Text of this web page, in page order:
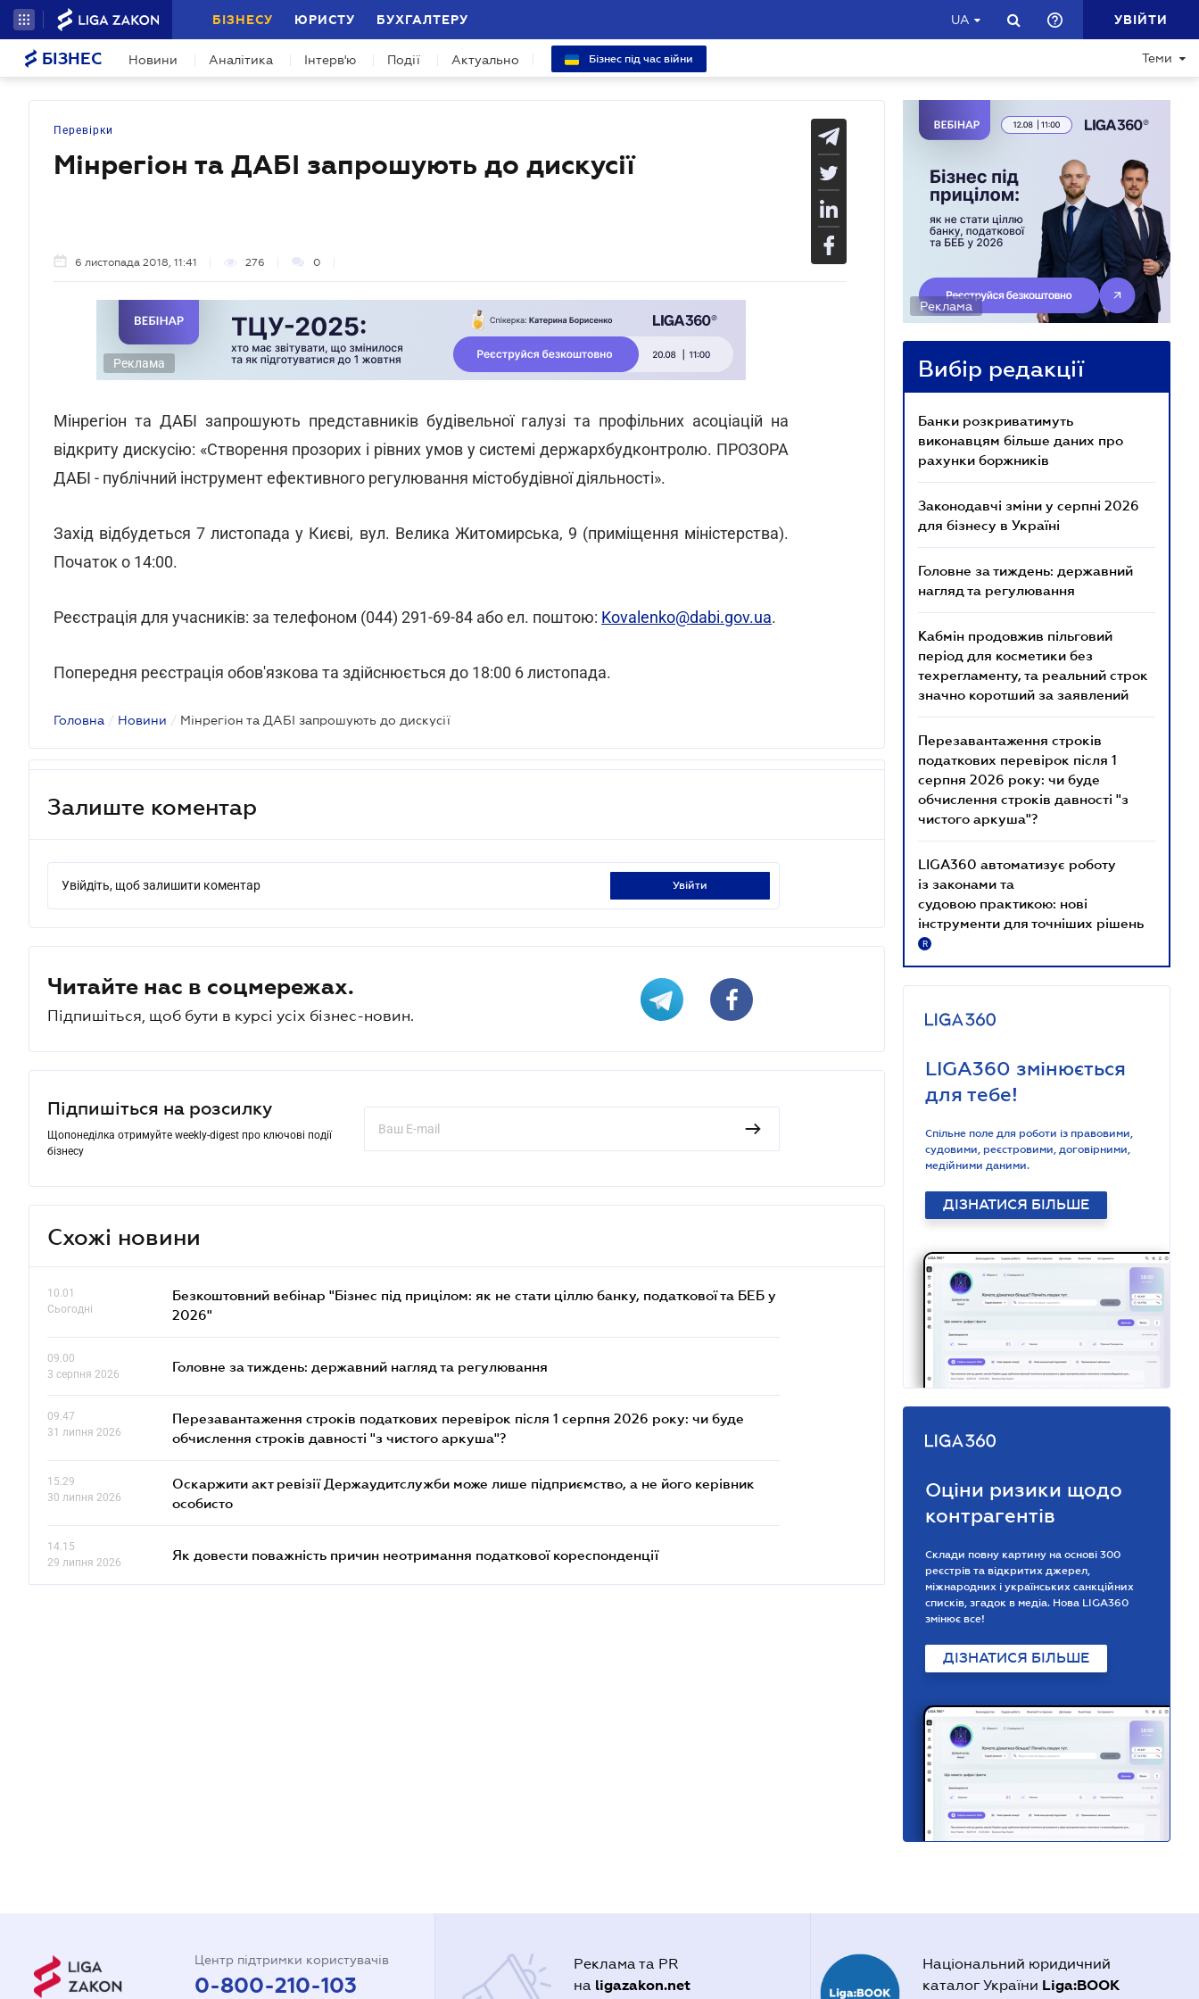
БІЗНЕСУ ЮРИСТУ БУХГАЛТЕРУ UA УВІЙТИ
БІЗНЕС Новини Аналітика Інтерв'ю Події Актуально Бізнес під час війни Теми
Перевірки
Мінрегіон та ДАБІ запрошують до дискусії
6 листопада 2018, 11:41 276 0
Реклама
Мінрегіон та ДАБІ запрошують представників будівельної галузі та профільних асоціацій на
відкриту дискусію: «Створення прозорих і рівних умов у системі держархбудконтролю. ПРОЗОРА
ДАБІ - публічний інструмент ефективного регулювання містобудівної діяльності».
Захід відбудеться 7 листопада у Києві, вул. Велика Житомирська, 9 (приміщення міністерства).
Початок о 14:00.
Реєстрація для учасників: за телефоном (044) 291-69-84 або ел. поштою: Kovalenko@dabi.gov.ua.
Попередня реєстрація обов'язкова та здійснюється до 18:00 6 листопада.
Головна / Новини / Мінрегіон та ДАБІ запрошують до дискусії
Залиште коментар
Увійдіть, щоб залишити коментар увійти
Читайте нас в соцмережах.
Підпишіться, щоб бути в курсі усіх бізнес-новин.
Підпишіться на розсилку
Щопонеділка отримуйте weekly-digest про ключові події
бізнесу
Схожі новини
10.01
Сьогодні
Безкоштовний вебінар "Бізнес під прицілом: як не стати ціллю банку, податкової та БЕБ у
2026"
09.00
3 серпня 2026
Головне за тиждень: державний нагляд та регулювання
09.47
31 липня 2026
Перезавантаження строків податкових перевірок після 1 серпня 2026 року: чи буде
обчислення строків давності "з чистого аркуша"?
15.29
30 липня 2026
Оскаржити акт ревізії Держаудитслужби може лише підприємство, а не його керівник
особисто
14.15
29 липня 2026
Як довести поважність причин неотримання податкової кореспонденції
Реклама
Вибір редакції
Банки розкриватимуть
виконавцям більше даних про
рахунки боржників
Законодавчі зміни у серпні 2026
для бізнесу в Україні
Головне за тиждень: державний
нагляд та регулювання
Кабмін продовжив пільговий
період для косметики без
техрегламенту, та реальний строк
значно коротший за заявлений
Перезавантаження строків
податкових перевірок після 1
серпня 2026 року: чи буде
обчислення строків давності "з
чистого аркуша"?
LIGA360 автоматизує роботу
із законами та
судовою практикою: нові
інструменти для точніших рішень
R
LIGA360 змінюється
для тебе!
Спільне поле для роботи із правовими,
судовими, реєстровими, договірними,
медійними даними.
ДІЗНАТИСЯ БІЛЬШЕ
Оціни ризики щодо
контрагентів
Склади повну картину на основі 300
реєстрів та відкритих джерел,
міжнародних і українських санкційних
списків, згадок в медіа. Нова LIGA360
змінює все!
ДІЗНАТИСЯ БІЛЬШЕ
Центр підтримки користувачів
0-800-210-103
Реклама та PR
на ligazakon.net
Національний юридичний
каталог України Liga:BOOK